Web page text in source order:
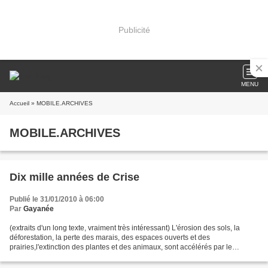
Publicité
MENU
Accueil » MOBILE.ARCHIVES
MOBILE.ARCHIVES
Dix mille années de Crise
Publié le 31/01/2010 à 06:00
Par Gayanée
(extraits d'un long texte, vraiment très intéressant) L'érosion des sols, la
déforestation, la perte des marais, des espaces ouverts et des
prairies,l'extinction des plantes et des animaux, sont accélérés par le